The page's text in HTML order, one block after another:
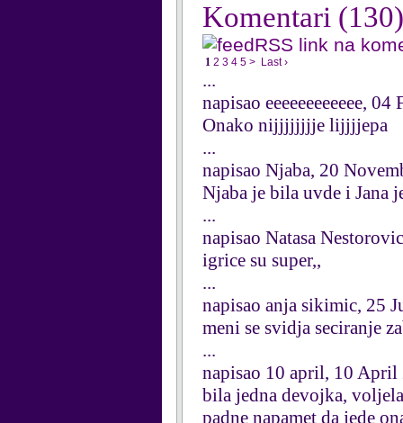
Komentari (130)
RSS link na
1 2 3 4 5 > Last ›
...
napisao eeeeeeeeeeee,
Onako nijjjjjjjje lijjjjepa
...
napisao Njaba, 20
Njaba je bila uvde i Jana
...
napisao Natasa
igrice su super,,
...
napisao anja sikimic, 25
meni se svidja seciranje
...
napisao 10 april, 10 April
bila jedna devojka,
padne napamet da jede